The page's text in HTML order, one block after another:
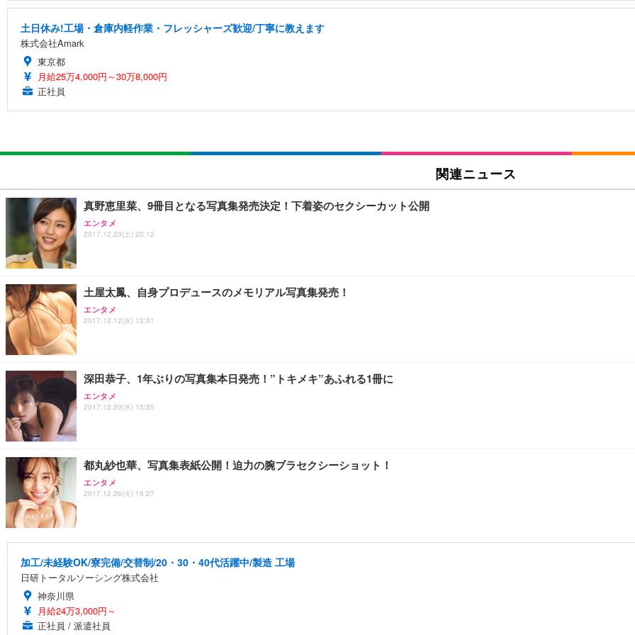
土日休み!工場・倉庫内軽作業・フレッシャーズ歓迎/丁寧に教えます
株式会社Amark
東京都
月給25万4,000円～30万8,000円
正社員
関連ニュース
真野恵里菜、9冊目となる写真集発売決定！下着姿のセクシーカット公開
エンタメ
2017.12.23(土) 20:12
土屋太鳳、自身プロデュースのメモリアル写真集発売！
エンタメ
2017.12.12(火) 12:51
深田恭子、1年ぶりの写真集本日発売！”トキメキ”あふれる1冊に
エンタメ
2017.12.20(水) 15:35
都丸紗也華、写真集表紙公開！迫力の腕ブラセクシーショット！
エンタメ
2017.12.26(火) 16:27
加工/未経験OK/寮完備/交替制/20・30・40代活躍中/製造 工場
日研トータルソーシング株式会社
神奈川県
月給24万3,000円～
正社員 / 派遣社員